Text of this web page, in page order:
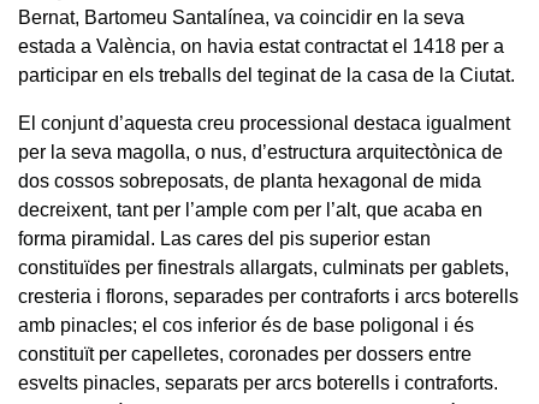
Bernat, Bartomeu Santalínea, va coincidir en la seva
estada a València, on havia estat contractat el 1418 per a
participar en els treballs del teginat de la casa de la Ciutat.
El conjunt d’aquesta creu processional destaca igualment
per la seva magolla, o nus, d’estructura arquitectònica de
dos cossos sobreposats, de planta hexagonal de mida
decreixent, tant per l’ample com per l’alt, que acaba en
forma piramidal. Las cares del pis superior estan
constituïdes per finestrals allargats, culminats per gablets,
cresteria i florons, separades per contraforts i arcs boterells
amb pinacles; el cos inferior és de base poligonal i és
constituït per capelletes, coronades per dossers entre
esvelts pinacles, separats per arcs boterells i contraforts.